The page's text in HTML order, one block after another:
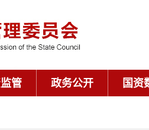
管 政务公开 国资